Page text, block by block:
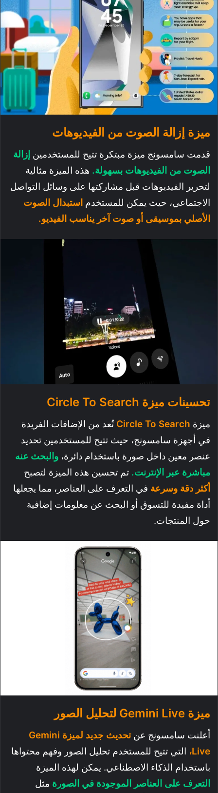
ميزة إزالة الصوت من الفيديوهات
قدمت سامسونج ميزة مبتكرة تتيح للمستخدمين إزالة
الصوت من الفيديوهات بسهولة. هذه الميزة مثالية
لتحرير الفيديوهات قبل مشاركتها على وسائل التواصل
الاجتماعي، حيث يمكن للمستخدم استبدال الصوت
الأصلي بموسيقى أو صوت آخر يناسب الفيديو.
تحسينات ميزة Circle To Search
ميزة Circle To Search تُعد من الإضافات الفريدة
في أجهزة سامسونج، حيث تتيح للمستخدمين تحديد
عنصر معين داخل صورة باستخدام دائرة، والبحث عنه
مباشرة عبر الإنترنت. تم تحسين هذه الميزة لتصبح
أكثر دقة وسرعة في التعرف على العناصر، مما يجعلها
أداة مفيدة للتسوق أو البحث عن معلومات إضافية
حول المنتجات.
ميزة Gemini Live لتحليل الصور
أعلنت سامسونج عن
تحديث جديد لميزة Gemini
Live، التي تتيح للمستخدم تحليل الصور وفهم محتواها
باستخدام الذكاء الاصطناعي. يمكن لهذه الميزة
التعرف على العناصر الموجودة في الصورة مثل